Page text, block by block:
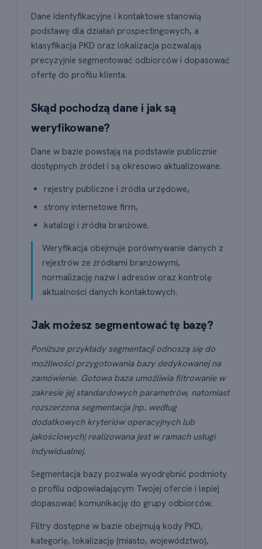
Dane identyfikacyjne i kontaktowe stanowią
podstawę dla działań prospectingowych, a
klasyfikacja PKD oraz lokalizacja pozwalają
precyzyjnie segmentować odbiorców i dopasować
ofertę do profilu klienta.
Skąd pochodzą dane i jak są
weryfikowane?
Dane w bazie powstają na podstawie publicznie
dostępnych źródeł i są okresowo aktualizowane.
rejestry publiczne i źródła urzędowe,
strony internetowe firm,
katalogi i źródła branżowe.
Weryfikacja obejmuje porównywanie danych z
rejestrów ze źródłami branżowymi,
normalizację nazw i adresów oraz kontrolę
aktualności danych kontaktowych.
Jak możesz segmentować tę bazę?
Poniższe przykłady segmentacji odnoszą się do
możliwości przygotowania bazy dedykowanej na
zamówienie. Gotowa baza umożliwia filtrowanie w
zakresie jej standardowych parametrów, natomiast
rozszerzona segmentacja (np. według
dodatkowych kryteriów operacyjnych lub
jakościowych) realizowana jest w ramach usługi
indywidualnej.
Segmentacja bazy pozwala wyodrębnić podmioty
o profilu odpowiadającym Twojej ofercie i lepiej
dopasować komunikację do grupy odbiorców.
Filtry dostępne w bazie obejmują kody PKD,
kategorię, lokalizację (miasto, województwo),